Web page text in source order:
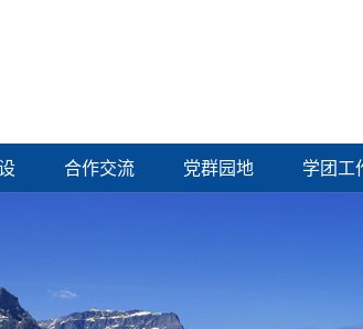
合作交流 党群园地 学团工